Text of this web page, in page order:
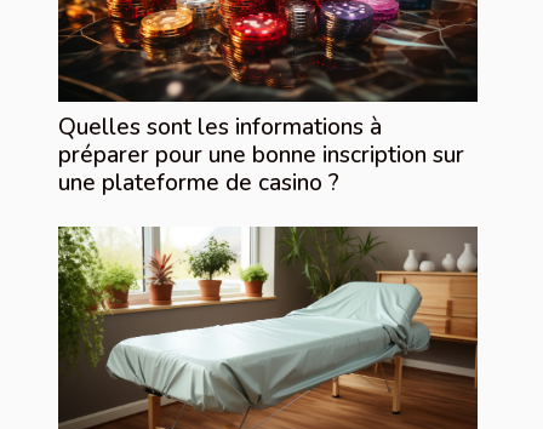
Quelles sont les informations à
préparer pour une bonne inscription sur
une plateforme de casino ?